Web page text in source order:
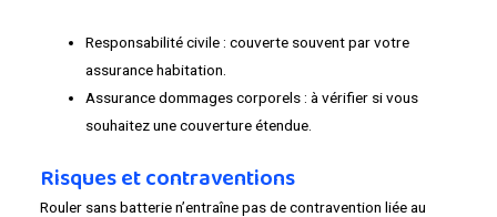
Responsabilité civile : couverte souvent par votre
assurance habitation.
Assurance dommages corporels : à vérifier si vous
souhaitez une couverture étendue.
Risques et contraventions
Rouler sans batterie n’entraîne pas de contravention liée au